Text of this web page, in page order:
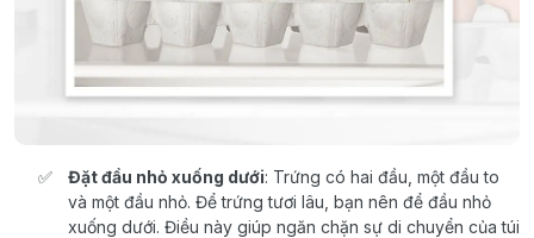
Đặt đầu nhỏ xuống dưới: Trứng có hai đầu, một đầu to
và một đầu nhỏ. Để trứng tươi lâu, bạn nên để đầu nhỏ
xuống dưới. Điều này giúp ngăn chặn sự di chuyển của túi